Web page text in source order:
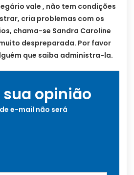
vale , não tem condições
cria problemas com os
chama-se Sandra Caroline
despreparada. Por favor
que saiba administra-la.
sua opinião
e-mail não será